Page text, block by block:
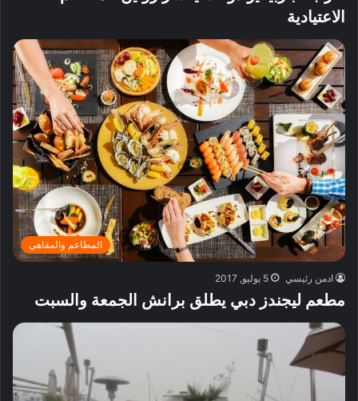
الاعتيادية
المطاعم والمقاهي
ادمن رئيسي 5 يوليو, 2017
مطعم ليجندز دبي يطلق برانش الجمعة والسبت